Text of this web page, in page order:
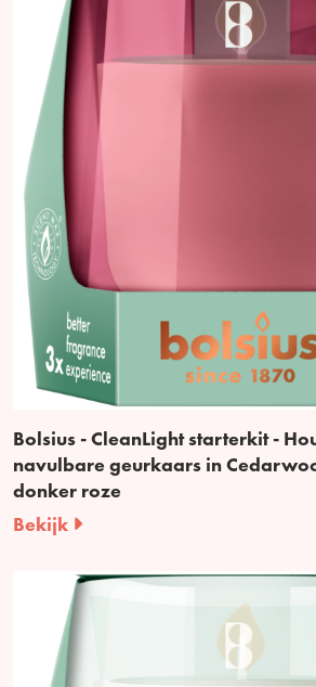
Bolsius - CleanLight starterkit -
navulbare geurkaars in
donker roze
Bekijk